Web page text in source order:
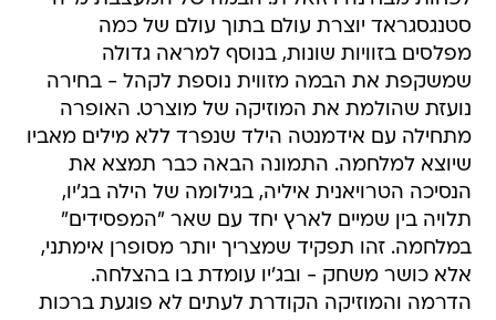
סטנגסגראד יוצרת עולם בתוך עולם של כמה
מפלסים בזוויות שונות, בנוסף למראה גדולה
שמשקפת את הבמה מזווית נוספת לקהל - בחירה
נועזת שהולמת את המוזיקה של מוצרט. האופרה
מתחילה עם אידמנטה הילד שנפרד ללא מילים מאביו
שיוצא למלחמה. התמונה הבאה כבר תמצא את
הנסיכה הטרויאנית איליה, בגילומה של הילה בג'יו,
תלויה בין שמיים לארץ יחד עם שאר "המפסידים"
במלחמה. זהו תפקיד שמצריך יותר מסופרן אימתני,
אלא כושר משחק - ובג'יו עומדת בו בהצלחה.
הדרמה והמוזיקה הקודרת לעתים לא פוגעת ברכות